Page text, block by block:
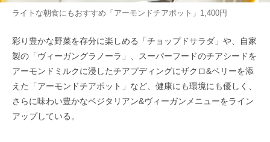
ライトな朝食にもおすすめ「アーモンドチアポット」1,400円
彩り豊かな野菜を存分に楽しめる「チョップドサラダ」や、自家
製の「ヴィーガングラノーラ」、スーパーフードのチアシードを
アーモンドミルクに浸したチアプディングにザクロ&ベリーを添
えた「アーモンドチアポット」など、健康にも環境にも優しく、
さらに味わい豊かなベジタリアン&ヴィーガンメニューをライン
アップしている。